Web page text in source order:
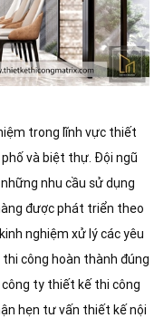
trong lĩnh vực thiết
và biệt thự. Đội ngũ
nhu cầu sử dụng
được phát triển theo
nghiệm xử lý các yêu
công hoàn thành đúng
ty thiết kế thi công
hẹn tư vấn thiết kế nội